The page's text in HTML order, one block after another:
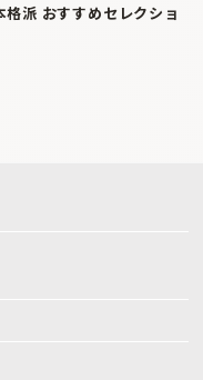
派 おすすめセレクショ